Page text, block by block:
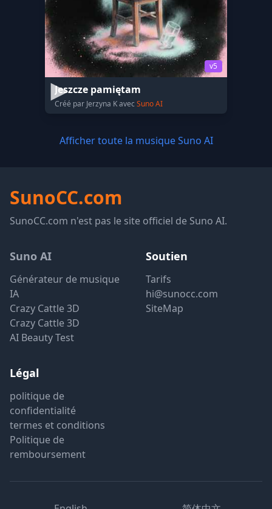
v5
Jeszcze pamiętam
Créé par Jerzyna K avec Suno AI
Afficher toute la musique Suno AI
SunoCC.com
SunoCC.com n'est pas le site officiel de Suno AI.
Suno AI
Générateur de musique
IA
Crazy Cattle 3D
Crazy Cattle 3D
AI Beauty Test
Soutien
Tarifs
hi@sunocc.com
SiteMap
Légal
politique de
confidentialité
termes et conditions
Politique de
remboursement